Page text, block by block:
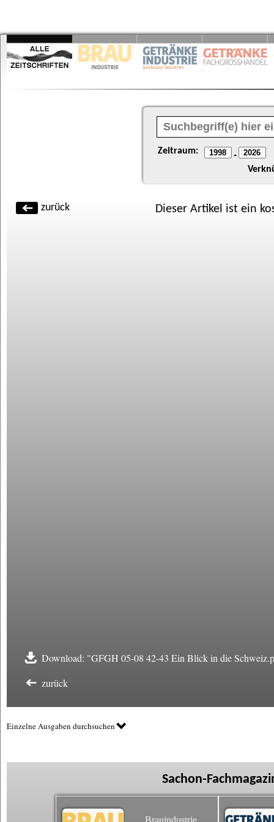
Zeitraum: -
zurück Dieser Artikel ist ein
Download: "GFGH 05-08 42-43 Ein Blick in die
zurück
Einzelne Ausgaben durchsuchen
Sachon-
Brauindustrie